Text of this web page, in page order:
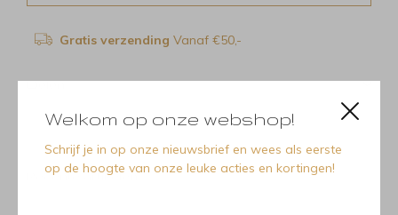
Welkom op onze webshop!
Schrijf je in op onze nieuwsbrief en wees als eerste
op de hoogte van onze leuke acties en kortingen!
Gratis verzending Vanaf €50,-
Delen
Recente artikelen